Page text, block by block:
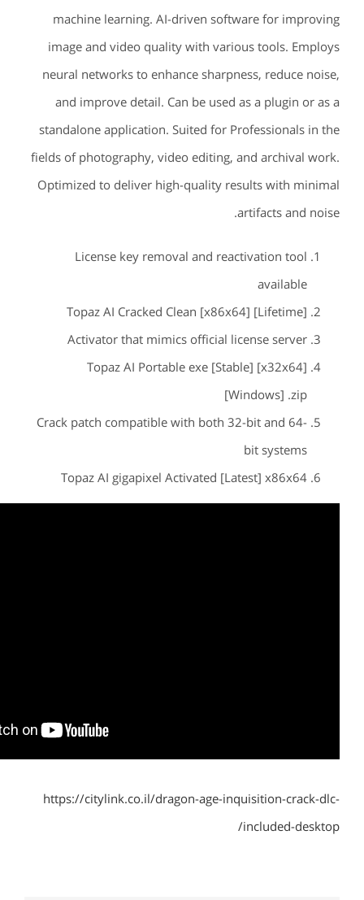
machine learning. AI-driven software for improving
image and video quality with various tools. Employs
neural networks to enhance sharpness, reduce noise,
and improve detail. Can be used as a plugin or as a
standalone application. Suited for Professionals in the
fields of photography, video editing, and archival work.
Optimized to deliver high-quality results with minimal
artifacts and noise.
License key removal and reactivation tool
available
Topaz AI Cracked Clean [x86x64] [Lifetime]
Activator that mimics official license server
Topaz AI Portable exe [Stable] [x32x64]
[Windows] .zip
Crack patch compatible with both 32-bit and 64-
bit systems
Topaz AI gigapixel Activated [Latest] x86x64
https://citylink.co.il/dragon-age-inquisition-crack-dlc-
included-desktop/